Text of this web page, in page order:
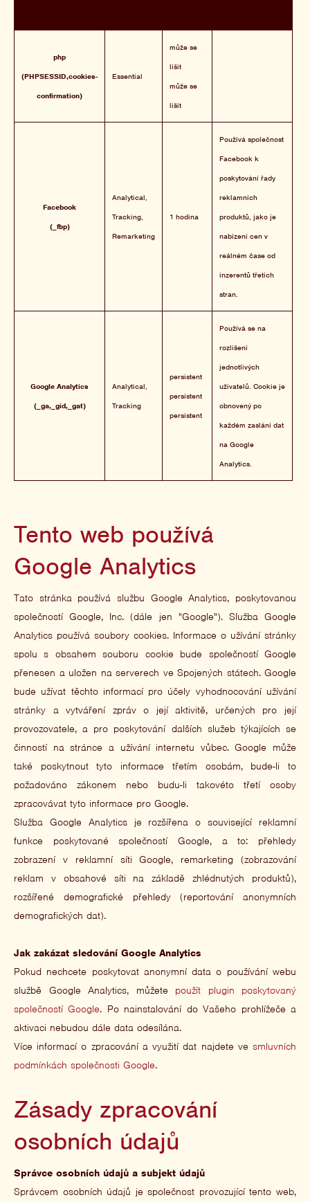
php
(PHPSESSID,cookies-
confirmation)
Essential
může se
lišit
může se
lišit
Facebook
(_fbp)
Analytical,
Tracking,
Remarketing
1 hodina
Používá společnost
Facebook k
poskytování řady
reklamních
produktů, jako je
nabízení cen v
reálném čase od
inzerentů třetích
stran.
Google Analytics
(_ga,_gid,_gat)
Analytical,
Tracking
persistent
persistent
persistent
Používá se na
rozlišení
jednotlivých
uživatelů. Cookie je
obnovený po
každém zaslání dat
na Google
Analytics.
Tento web používá
Google Analytics
Tato stránka používá službu Google Analytics, poskytovanou
společností Google, Inc. (dále jen "Google"). Služba Google
Analytics používá soubory cookies. Informace o užívání stránky
spolu s obsahem souboru cookie bude společností Google
přenesen a uložen na serverech ve Spojených státech. Google
bude užívat těchto informací pro účely vyhodnocování užívání
stránky a vytváření zpráv o její aktivitě, určených pro její
provozovatele, a pro poskytování dalších služeb týkajících se
činností na stránce a užívání internetu vůbec. Google může
také poskytnout tyto informace třetím osobám, bude-li to
požadováno zákonem nebo budu-li takovéto třetí osoby
zpracovávat tyto informace pro Google.
Služba Google Analytics je rozšířena o související reklamní
funkce poskytované společností Google, a to: přehledy
zobrazení v reklamní síti Google, remarketing (zobrazování
reklam v obsahové síti na základě zhlédnutých produktů),
rozšířené demografické přehledy (reportování anonymních
demografických dat).
Jak zakázat sledování Google Analytics
Pokud nechcete poskytovat anonymní data o používání webu
službě Google Analytics, můžete použít plugin poskytovaný
společností Google. Po nainstalování do Vašeho prohlížeče a
aktivaci nebudou dále data odesílána.
Více informací o zpracování a využití dat najdete ve smluvních
podmínkách společnosti Google.
Zásady zpracování
osobních údajů
Správce osobních údajů a subjekt údajů
Správcem osobních údajů je společnost provozující tento web,